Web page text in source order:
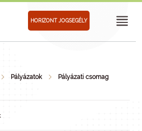
HORIZONT JOGSEGÉLY
Pályázatok Pályázati csomag